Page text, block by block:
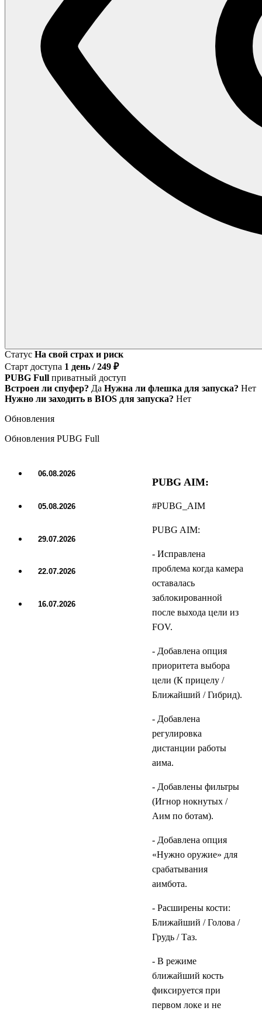
Статус На свой страх и риск
Старт доступа 1 день / 249 ₽
PUBG Full приватный доступ
Встроен ли спуфер? Да Нужна ли флешка для запуска? Нет
Нужно ли заходить в BIOS для запуска? Нет
Обновления
Обновления PUBG Full
06.08.2026
05.08.2026
29.07.2026
22.07.2026
16.07.2026
PUBG AIM:
#PUBG_AIM
PUBG AIM:
- Исправлена
проблема когда камера
оставалась
заблокированной
после выхода цели из
FOV.
- Добавлена опция
приоритета выбора
цели (К прицелу /
Ближайший / Гибрид).
- Добавлена
регулировка
дистанции работы
аима.
- Добавлены фильтры
(Игнор нокнутых /
Аим по ботам).
- Добавлена опция
«Нужно оружие» для
срабатывания
аимбота.
- Расширены кости:
Ближайший / Голова /
Грудь / Таз.
- В режиме
ближайший кость
фиксируется при
первом локе и не